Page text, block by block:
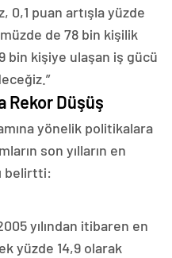
0,1 puan artışla yüzde
de 78 bin kişilik
bin kişiye ulaşan iş gücü
Rekor Düşüş
yönelik politikalara
son yılların en
belirtti:
yılından itibaren en
yüzde 14,9 olarak